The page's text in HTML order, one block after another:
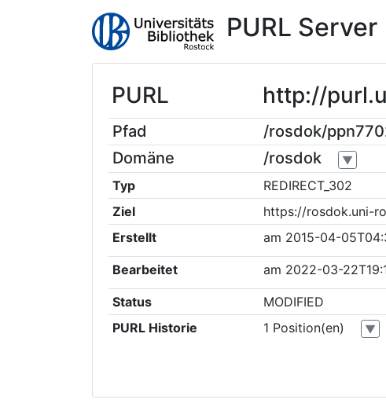
PURL Server
PURL http://
Pfad
/rosdok/
Domäne
/rosdok ▼
Typ
REDIRECT_302
Ziel
https://rosdok.uni-
Erstellt
am 2015-04-
Bearbeitet am 2022-03-
Status
MODIFIED
PURL Historie
1 Position(en) ▼